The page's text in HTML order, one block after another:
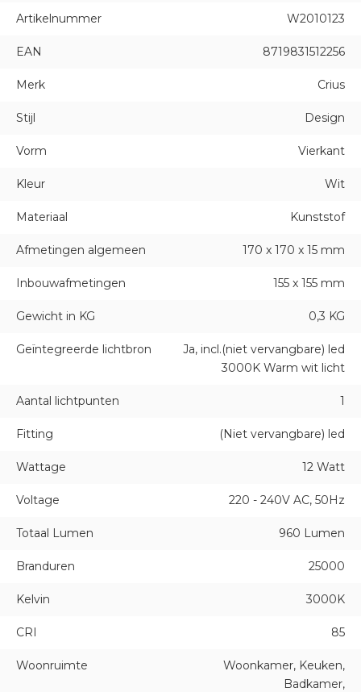
Artikelnummer W2010123
EAN 8719831512256
Merk Crius
Stijl Design
Vorm Vierkant
Kleur Wit
Materiaal Kunststof
Afmetingen algemeen 170 x 170 x 15 mm
Inbouwafmetingen 155 x 155 mm
Gewicht in KG 0,3 KG
Geïntegreerde lichtbron
Ja, incl.(niet vervangbare) led
3000K Warm wit licht
Aantal lichtpunten 1
Fitting (Niet vervangbare) led
Wattage 12 Watt
Voltage 220 - 240V AC, 50Hz
Totaal Lumen 960 Lumen
Branduren 25000
Kelvin 3000K
CRI 85
Woonruimte
Woonkamer, Keuken,
Badkamer,